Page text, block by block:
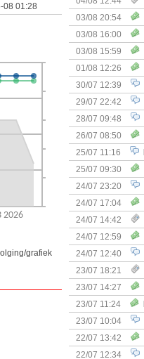
08 01:28
grafiek
+ nieuwe
03/08 20:54
03/08 16:00
Kapitein Boe
03/08 15:59
01/08 12:26
30/07 12:39
29/07 22:42
28/07 09:48
26/07 08:50
25/07 11:16
25/07 09:30
Uitbreiding:
24/07 23:20
24/07 17:04
(Bordspellen)
24/07 14:42
Surprise
24/07 12:59
(Bordspellen)
24/07 12:40
23/07 18:21
start
23/07 14:27
(Bordspellen)
23/07 11:24
23/07 10:04
22/07 13:42
(Bordspellen)
22/07 12:34